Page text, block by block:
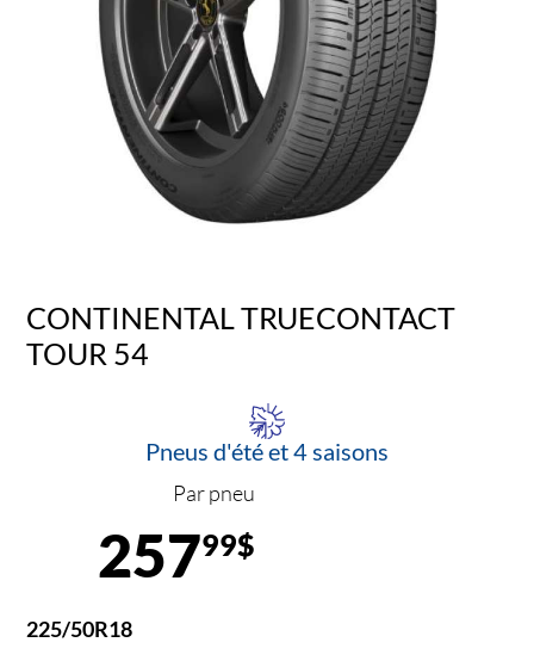
CONTINENTAL TRUECONTACT
TOUR 54
Pneus d'été et 4 saisons
Par pneu
25799$
225/50R18